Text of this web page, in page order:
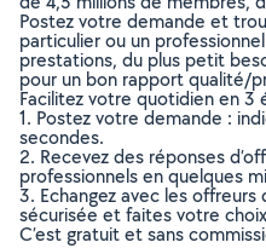
Postez votre demande et
particulier ou un
prestations, du plus petit
pour un bon rapport qualité/
Facilitez votre quotidien en 3
1. Postez votre demande :
secondes.
2. Recevez des réponses
professionnels en quelques
3. Echangez avec les
sécurisée et faites votre
C’est gratuit et sans